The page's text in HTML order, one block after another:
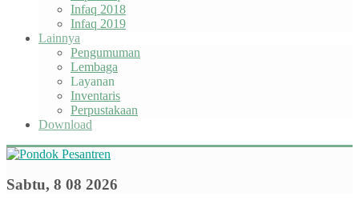
Infaq 2018
Infaq 2019
Lainnya
Pengumuman
Lembaga
Layanan
Inventaris
Perpustakaan
Download
Sabtu, 8 08 2026